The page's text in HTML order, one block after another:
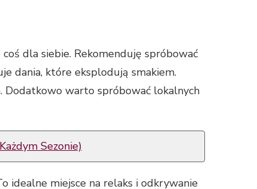
dla siebie. Rekomenduję spróbować
dania, które eksplodują smakiem.
Dodatkowo warto spróbować lokalnych
Sezonie)
idealne miejsce na relaks i odkrywanie